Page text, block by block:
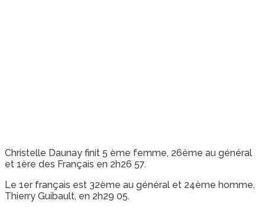
Christelle Daunay finit 5 ème femme, 26ème au général
et 1ère des Français en 2h26 57.
Le 1er français est 32ème au général et 24ème homme,
Thierry Guibault, en 2h29 05.